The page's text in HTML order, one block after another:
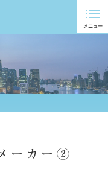
ーカー②